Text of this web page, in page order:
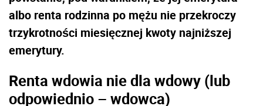
albo renta rodzinna po mężu nie przekroczy
trzykrotności miesięcznej kwoty najniższej
emerytury.
Renta wdowia nie dla wdowy (lub
odpowiednio – wdowca)